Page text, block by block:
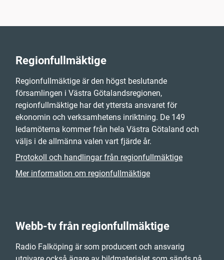
Regionfullmäktige
Regionfullmäktige är den högst beslutande
församlingen i Västra Götalandsregionen,
regionfullmäktige har det yttersta ansvaret för
ekonomin och verksamhetens inriktning. De 149
ledamöterna kommer från hela Västra Götaland och
väljs i de allmänna valen vart fjärde år.
Protokoll och handlingar från regionfullmäktige
Mer information om regionfullmäktige
Webb-tv från regionfullmäktige
Radio Falköping är som producent och ansvarig